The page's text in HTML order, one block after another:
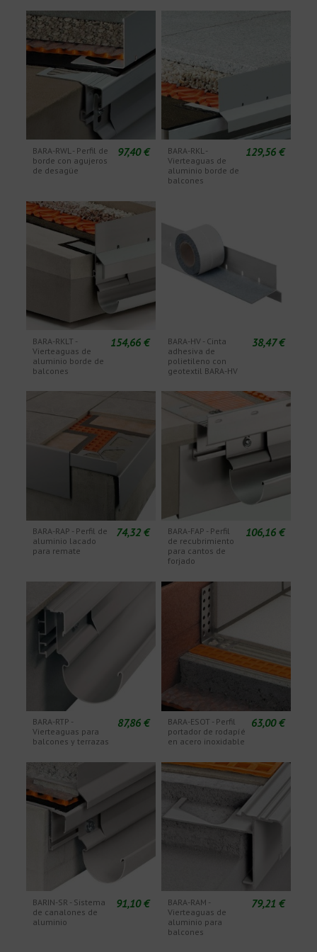
BARA-RWL - Perfil de
borde con agujeros
de desagüe
97,40 €
BARA-RKL -
Vierteaguas de
aluminio borde de
balcones
129,56 €
BARA-RKLT -
Vierteaguas de
aluminio borde de
balcones
154,66 €
BARA-HV - Cinta
adhesiva de
polietileno con
geotextil BARA-HV
38,47 €
BARA-RAP - Perfil de
aluminio lacado
para remate
74,32 €
BARA-FAP - Perfil
de recubrimiento
para cantos de
forjado
106,16 €
BARA-RTP -
Vierteaguas para
balcones y terrazas
87,86 €
BARA-ESOT - Perfil
portador de rodapíé
en acero inoxidable
63,00 €
BARIN-SR - Sistema
de canalones de
aluminio
91,10 €
BARA-RAM -
Vierteaguas de
aluminio para
balcones
79,21 €